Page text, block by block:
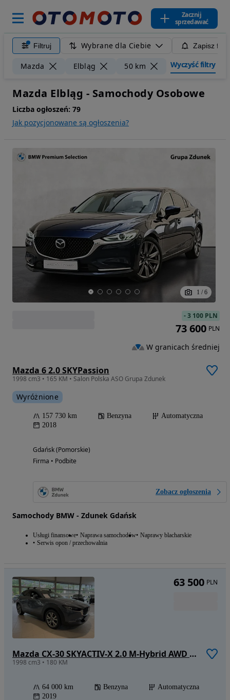
Zacznij
sprzedawać
Filtruj Wybrane dla Ciebie Zapisz
Mazda Elbląg 50 km Wyczyść filtry
Mazda Elbląg - Samochody Osobowe
Liczba ogłoszeń: 79
Jak pozycjonowane są ogłoszenia?
1 / 6
Mazda 6 2.0 SKYPassion
1998 cm3 • 165 KM • Salon Polska ASO Grupa Zdunek
Wyróżnione
157 730 km Benzyna
Automatyczna
2018
Gdańsk (Pomorskie)
Firma • Podbite
Zobacz ogłoszenia
Samochody BMW - Zdunek Gdańsk
Usługi finansowe Naprawa samochodów Naprawy blacharskie
Serwis opon / przechowalnia
-3 100 PLN
73 600 PLN
W granicach średniej
Mazda CX-30 SKYACTIV-X 2.0 M-Hybrid AWD SELECTION
1998 cm3 • 180 KM
64 000 km Benzyna
Automatyczna
2019
63 500 PLN